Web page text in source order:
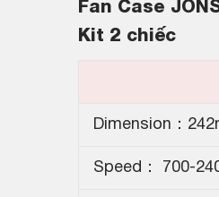
Fan Case
Kit 2 chiếc
Dimension：
Speed： 700-